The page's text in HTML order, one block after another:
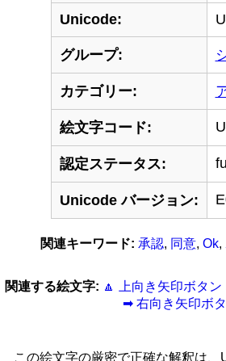
Unicode:
グループ:
カテゴリー:
絵文字コード:
認定ステータス:
Unicode バージョン:
関連キーワード: 承認, 同意, Ok,
関連する絵文字: 🔼 上向き矢印ボタン
➡ 右向き矢印ボ
この絵文字の厳密で正確な解釈は、